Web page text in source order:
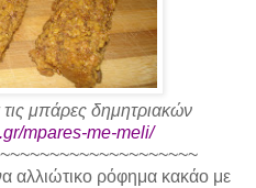
τις μπάρες δημητριακών
mpares-me-meli/
αλλιώτικο ρόφημα κακάο με